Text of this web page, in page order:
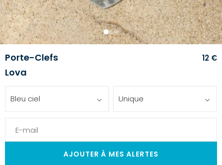
1 23
Porte-Clefs
Lova
12 €
Bleu ciel Unique